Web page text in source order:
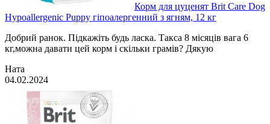
Корм для цуценят Brit Care Dog
Hypoallergenic Puppy гіпоалергенний з ягням, 12 кг
Добрий ранок. Підкажіть будь ласка. Такса 8 місяців вага 6
кг,можна давати цей корм і скільки грамів? Дякую
Ната
04.02.2024